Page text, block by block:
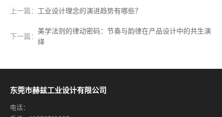
上一篇： 工业设计理念的演进趋势有哪些？
下一篇：
‌美学法则的律动密码：节奏与韵律在产品设计中的共生演
绎
东莞市赫兹工业设计有限公司
电话：